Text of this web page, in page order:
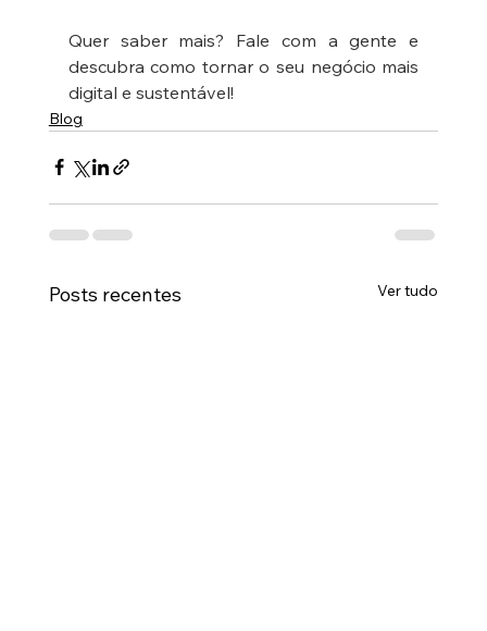
Quer saber mais? Fale com a gente e
descubra como tornar o seu negócio mais
digital e sustentável!
Blog
Posts recentes Ver tudo